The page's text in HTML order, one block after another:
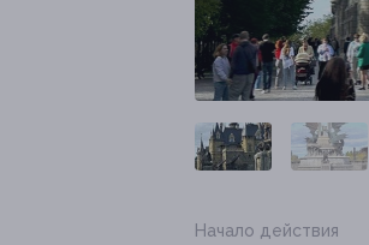
Начало действия